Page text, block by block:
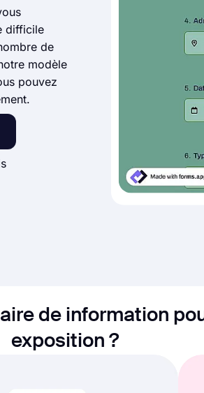
difficile
de
modèle
pouvez
de information
exposition ?